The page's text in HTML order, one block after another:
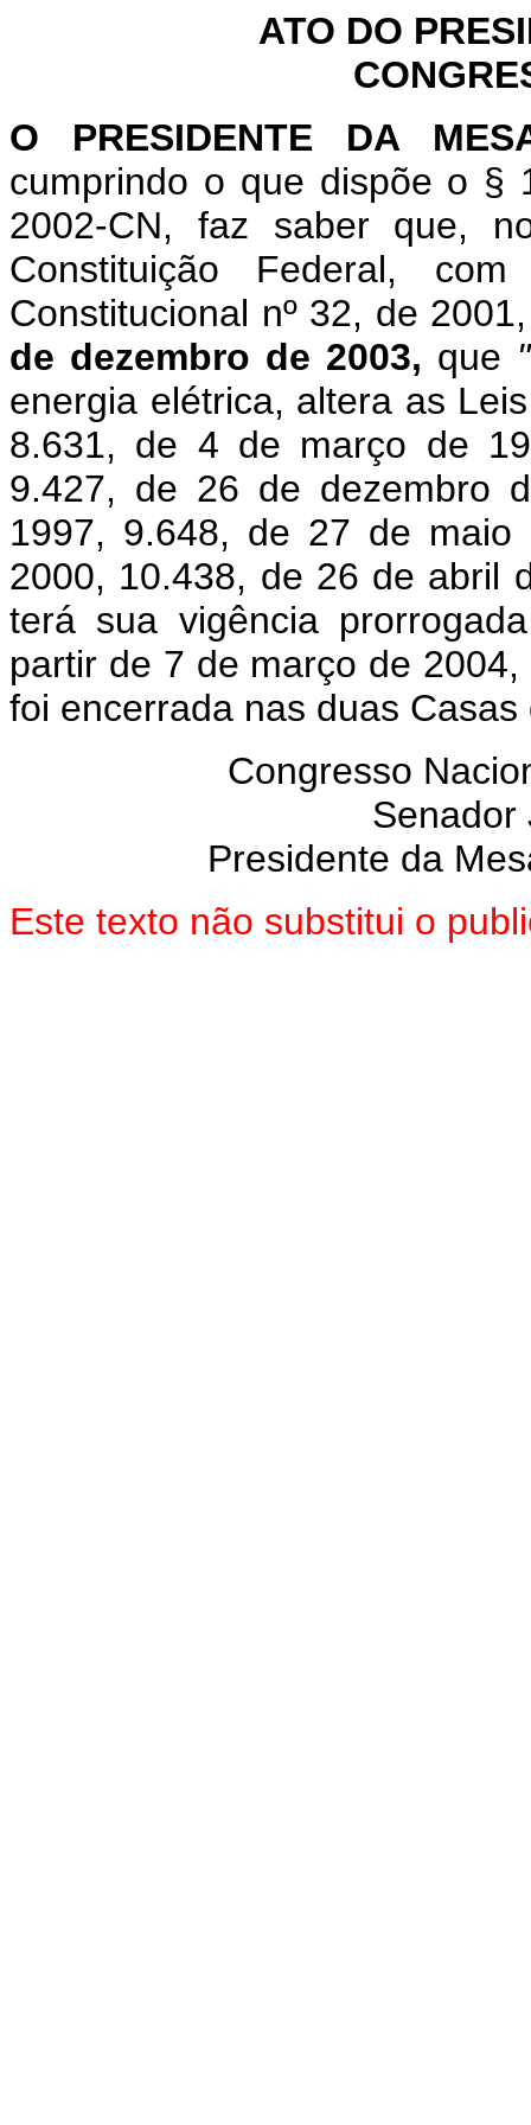
ATO DO
O PRESIDENTE DA
cumprindo o que dispõe o §
2002-CN, faz saber que,
Constituição Federal,
Constitucional nº 32, de
de dezembro de 2003, que
energia elétrica, altera as
8.631, de 4 de março de
9.427, de 26 de dezembro
1997, 9.648, de 27 de
2000, 10.438, de 26 de abril
terá sua vigência
partir de 7 de março de
foi encerrada nas duas
Congresso
Senador
Presidente da
Este texto não substitui o